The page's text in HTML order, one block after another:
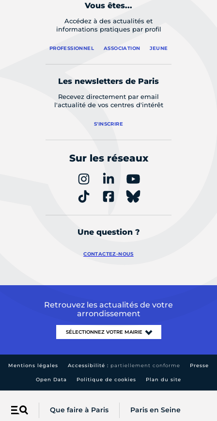
Menu Que faire à Paris Paris en Seine
Vous êtes...
Accédez à des actualités et
informations pratiques par profil
PROFESSIONNEL ASSOCIATION JEUNE
Les newsletters de Paris
Recevez directement par email
l'actualité de vos centres d'intérêt
S'INSCRIRE
Sur les réseaux
Une question ?
CONTACTEZ-NOUS
Retrouvez les actualités de votre
arrondissement
Mentions légales Accessibilité : partiellement conforme Presse
Open Data Politique de cookies Plan du site